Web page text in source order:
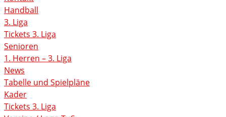
Handball
3. Liga
Tickets 3. Liga
Senioren
1. Herren – 3. Liga
News
Tabelle und Spielpläne
Kader
Tickets 3. Liga